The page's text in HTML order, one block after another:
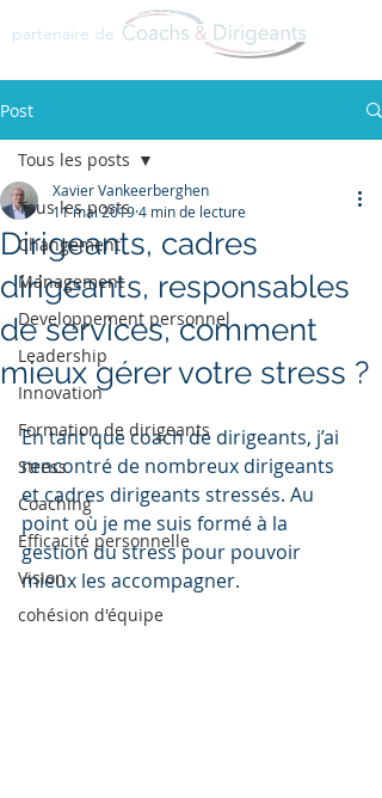
partenaire de
Post
Tous les posts
Changement
Management
Developpement personnel
Leadership
Innovation
Formation de dirigeants
Stress
Coaching
Efficacité personnelle
Vision
cohésion d'équipe
Tous les posts
Dirigeants, cadres
dirigeants, responsables
de services, comment
mieux gérer votre stress ?
Xavier Vankeerberghen
11 mai 20194 min de lecture
En tant que coach de dirigeants, j’ai
rencontré de nombreux dirigeants
et cadres dirigeants stressés. Au
point où je me suis formé à la
gestion du stress pour pouvoir
mieux les accompagner.